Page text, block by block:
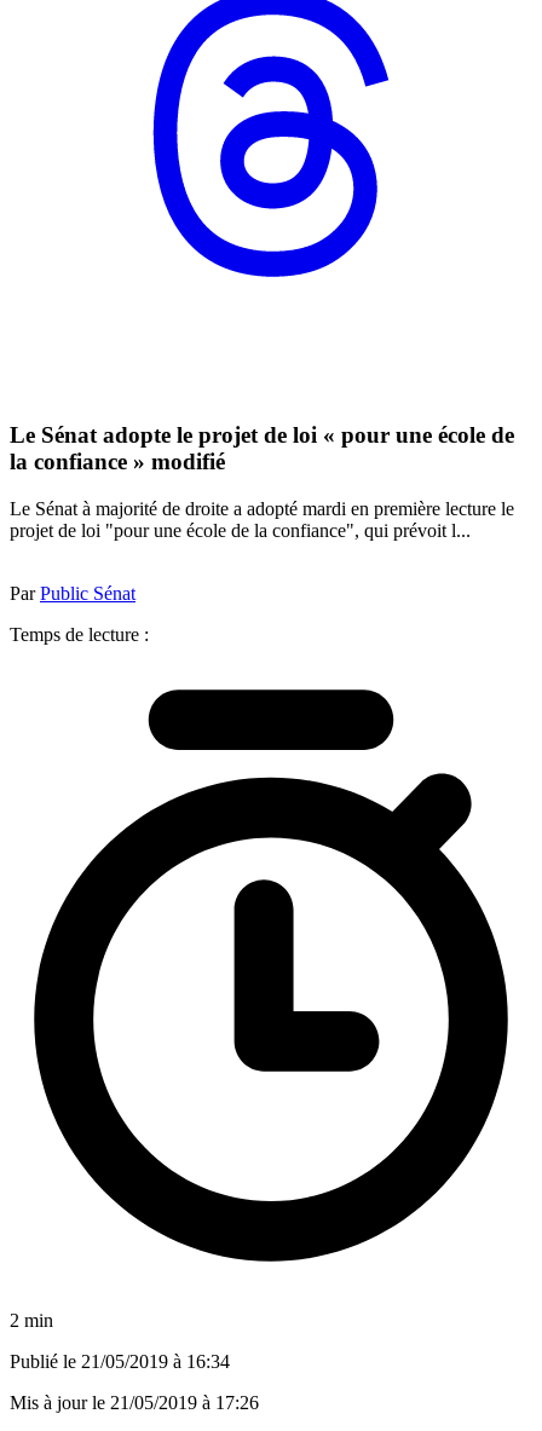
Le Sénat adopte le projet de loi « pour une école de
la confiance » modifié
Le Sénat à majorité de droite a adopté mardi en première lecture le
projet de loi "pour une école de la confiance", qui prévoit l...
ParPublic Sénat
Temps de lecture :
2 min
Publié le 21/05/2019 à 16:34
Mis à jour le 21/05/2019 à 17:26